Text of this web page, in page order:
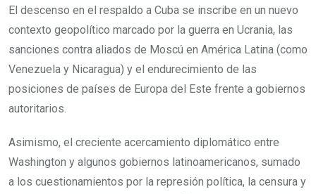
El descenso en el respaldo a Cuba se inscribe en un nuevo
contexto geopolítico marcado por la guerra en Ucrania, las
sanciones contra aliados de Moscú en América Latina (como
Venezuela y Nicaragua) y el endurecimiento de las
posiciones de países de Europa del Este frente a gobiernos
autoritarios.
Asimismo, el creciente acercamiento diplomático entre
Washington y algunos gobiernos latinoamericanos, sumado
a los cuestionamientos por la represión política, la censura y